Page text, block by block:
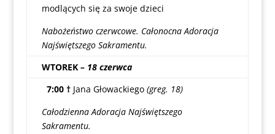
modlących się za swoje dzieci
Nabożeństwo czerwcowe. Całonocna Adoracja
Najświętszego Sakramentu.
WTOREK – 18 czerwca
7:00 † Jana Głowackiego(greg. 18)
Całodzienna Adoracja Najświętszego
Sakramentu.